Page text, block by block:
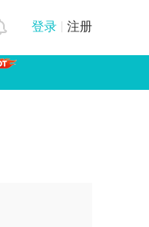
登录 注册